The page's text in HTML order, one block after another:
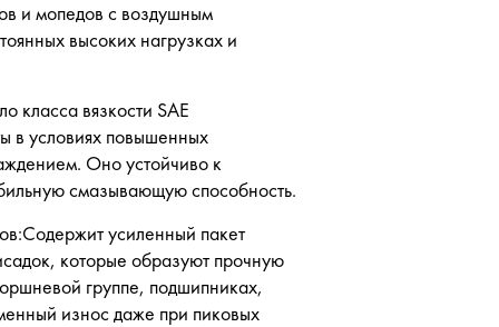
и мопедов с воздушным
высоких нагрузках и
класса вязкости SAE
в условиях повышенных
Оно устойчиво к
смазывающую способность.
усиленный пакет
которые образуют прочную
группе, подшипниках,
износ даже при пиковых